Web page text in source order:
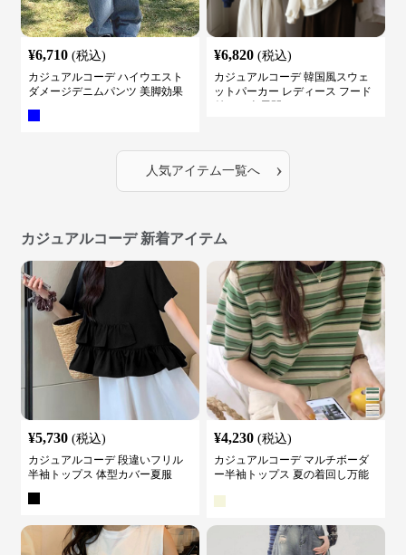
¥6,710 (税込)
カジュアルコーデ ハイウエスト
ダメージデニムパンツ 美脚効果
¥6,820 (税込)
カジュアルコーデ 韓国風スウェ
ットパーカー レディース フード
人気アイテム一覧へ ›
カジュアルコーデ 新着アイテム
¥5,730 (税込)
カジュアルコーデ 段違いフリル
半袖トップス 体型カバー夏服
¥4,230 (税込)
カジュアルコーデ マルチボーダ
ー半袖トップス 夏の着回し万能